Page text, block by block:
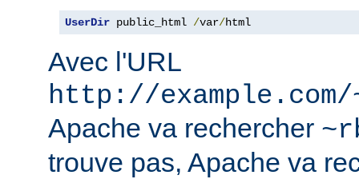
UserDir public_html /var/html
Avec l'URL
http://
Apache va rechercher
trouve pas, Apache va